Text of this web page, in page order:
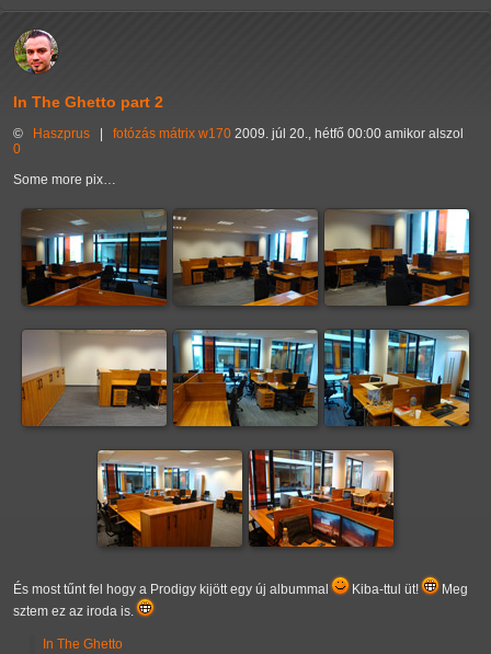
In The Ghetto part 2
© Haszprus | fotózás mátrix w170 2009. júl 20., hétfő 00:00 amikor alszol
0
Some more pix…
És most tűnt fel hogy a Prodigy kijött egy új albummal Kiba-ttul üt!
Meg
sztem ez az iroda is.
In The Ghetto